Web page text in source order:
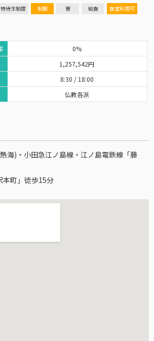
特待生制度 制服 寮 給食
食堂利用可
0%
1,257,542円
8:30 / 18:00
仏教各派
海)・小田急江ノ島線・江ノ島電鉄線「藤
本町」徒歩15分